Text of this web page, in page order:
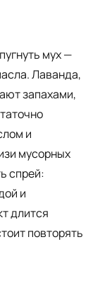
мух —
Лаванда,
запахами,
и
мусорных
спрей:
и
длится
повторять